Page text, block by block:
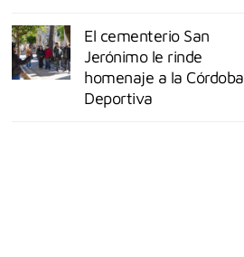
El cementerio San
Jerónimo le rinde
homenaje a la Córdoba
Deportiva